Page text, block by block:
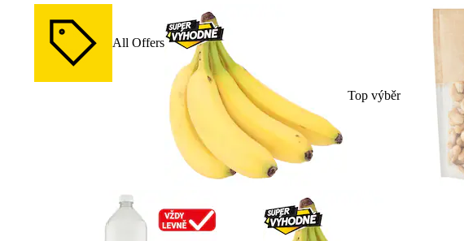
All Offers
Top výběr